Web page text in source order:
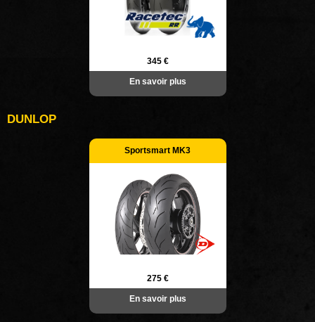
345 €
En savoir plus
DUNLOP
Sportsmart MK3
275 €
En savoir plus